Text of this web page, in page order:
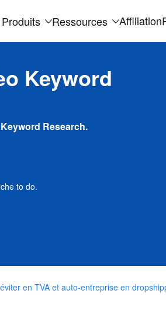
Produits Ressources Affiliation
Keyword
Research.
to do.
en TVA et auto-entreprise en